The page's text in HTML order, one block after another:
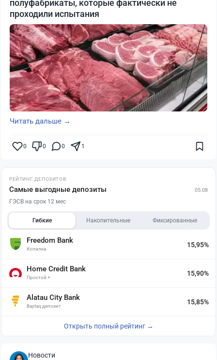
полуфабрикаты, которые фактически не
проходили испытания
Читать дальше →
0 0 0 1
РЕЙТИНГ ДЕПОЗИТОВ
Самые выгодные депозиты 05.08
ГЭСВ на срок 12 мес
Гибкие Накопительные Фиксированные
Freedom Bank
Копилка
15,95%
Home Credit Bank
Простой +
15,90%
Alatau City Bank
Baytaq депозит
15,85%
Открыть полный рейтинг →
Новости